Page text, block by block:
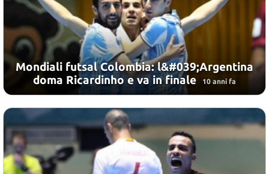
Mondiali futsal Colombia: l&#039;Argentina
doma Ricardinho e va in finale
10 anni fa